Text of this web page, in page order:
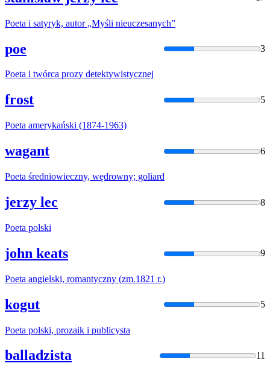
Poeta i satyryk, autor „Myśli nieuczesanych”
poe 3
Poeta i twórca prozy detektywistycznej
frost 5
Poeta amerykański (1874-1963)
wagant 6
Poeta średniowieczny, wędrowny; goliard
jerzy lec 8
Poeta polski
john keats 9
Poeta angielski, romantyczny (zm.1821 r.)
kogut 5
Poeta polski, prozaik i publicysta
balladzista 11